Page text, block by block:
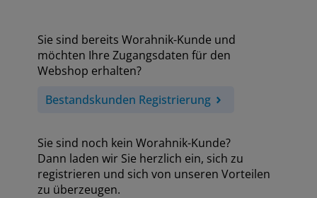
Sie sind bereits Worahnik-Kunde und
möchten Ihre Zugangsdaten für den
Webshop erhalten?
Bestandskunden Registrierung
Sie sind noch kein Worahnik-Kunde?
Dann laden wir Sie herzlich ein, sich zu
registrieren und sich von unseren Vorteilen
zu überzeugen.